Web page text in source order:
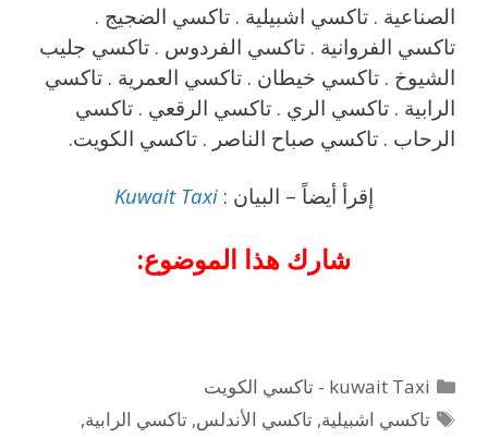
الصناعية . تاكسي اشبيلية . تاكسي الضجيج .
تاكسي الفروانية . تاكسي الفردوس . تاكسي جليب
الشيوخ . تاكسي خيطان . تاكسي العمرية . تاكسي
الرابية . تاكسي الري . تاكسي الرقعي . تاكسي
الرحاب . تاكسي صباح الناصر . تاكسي الكويت.
إقرأ أيضاً – البيان : Kuwait Taxi
شارك هذا الموضوع:
التصنيفات
kuwait Taxi - تاكسي الكويت
الوسوم
تاكسي اشبيلية,تاكسي الأندلس,تاكسي الرابية,